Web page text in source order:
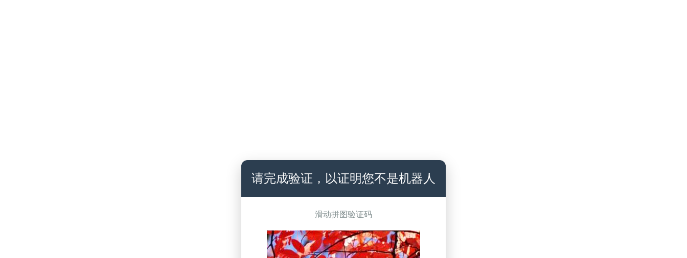
请完成验证，以证明您不是机器人
滑动拼图验证码